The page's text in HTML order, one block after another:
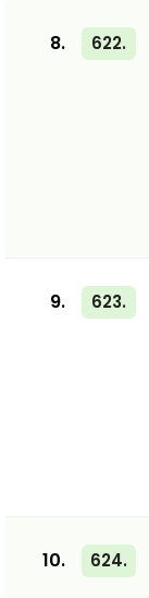
8. 622.
9. 623.
10. 624.